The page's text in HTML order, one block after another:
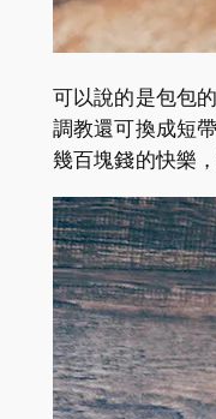
可以說的是包包
調教還可換成短
幾百塊錢的快樂